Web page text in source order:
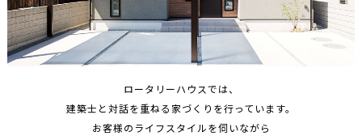
ロータリーハウスでは、
建築士と対話を重ねる家づくりを行っています。
お客様のライフスタイルを伺いながら